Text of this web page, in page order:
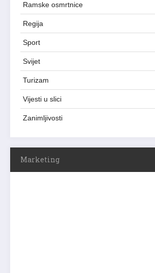
Ramske osmrtnice
Regija
Sport
Svijet
Turizam
Vijesti u slici
Zanimljivosti
Marketing